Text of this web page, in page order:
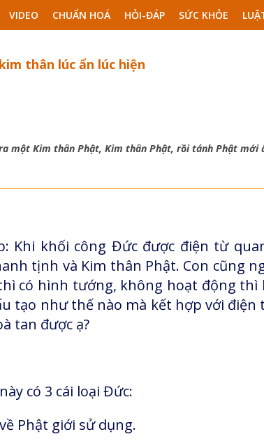
VIDEO CHUẨN HOÁ HỎI-ĐÁP SỨC KHỎE
thân lúc ẩn lúc hiện
một Kim thân Phật, Kim thân Phật, rồi tánh Phật mới
Khi khối công Đức được điện từ
tịnh và Kim thân Phật. Con cũng
có hình tướng, không hoạt động thì
tạo như thế nào mà kết hợp với
tan được ạ?
có 3 cái loại Đức:
Phật giới sử dụng.